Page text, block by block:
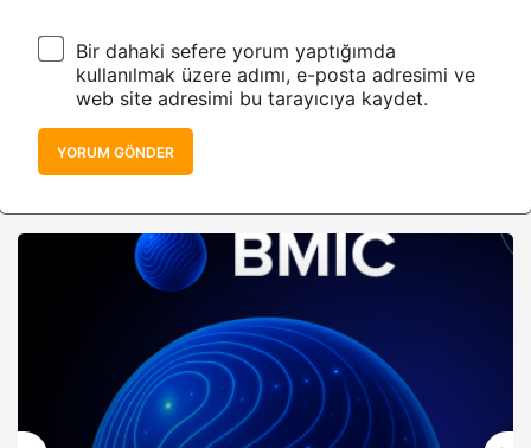
Bir dahaki sefere yorum yaptığımda
kullanılmak üzere adımı, e-posta adresimi ve
web site adresimi bu tarayıcıya kaydet.
YORUM GÖNDER